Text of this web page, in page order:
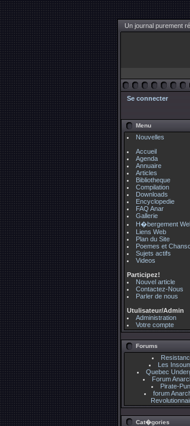
Un journal purement
Se connecter
Menu
Nouvelles
Accueil
Agenda
Annuaire
Articles
Bibliotheque
Compilation
Downloads
Encyclopedie
FAQ Anar
Gallerie
H�bergement
Liens Web
Plan du Site
Poemes et
Sujets actifs
Videos
Participez!
Nouvel article
Contactez-Nous
Parler de nous
Utulisateur/Admin
Administration
Votre compte
Forums
Les
Quebec
Forum
Pirate-
forum
Cat�gories